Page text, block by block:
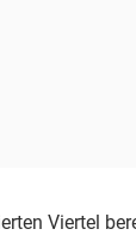
Viertel